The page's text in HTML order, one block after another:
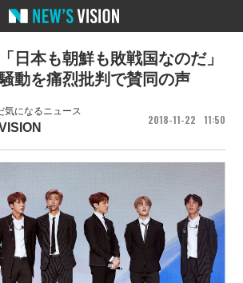
気になるニュース
2018 11 22 11 50
日本も朝鮮も敗戦国なのだ」
動を痛烈批判で賛同の声